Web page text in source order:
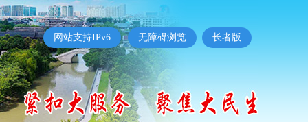
网站支持IPv6 无障碍浏览 长者版